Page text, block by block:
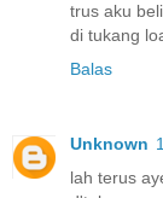
trus aku
di tukang
Balas
Unknown
lah terus